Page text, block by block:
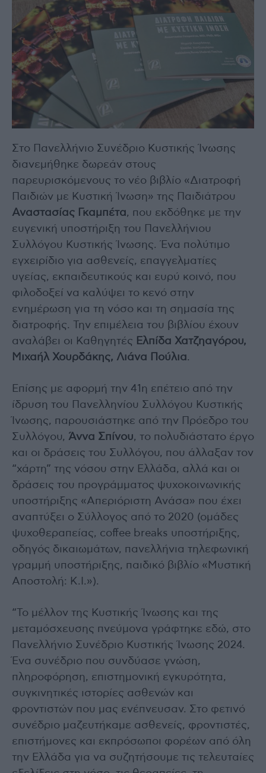
Στο Πανελλήνιο Συνέδριο Κυστικής Ίνωσης
διανεμήθηκε δωρεάν στους
παρευρισκόμενους το νέο βιβλίο «Διατροφή
Παιδιών με Κυστική Ίνωση» της Παιδιάτρου
Αναστασίας Γκαμπέτα, που εκδόθηκε με την
ευγενική υποστήριξη του Πανελλήνιου
Συλλόγου Κυστικής Ίνωσης. Ένα πολύτιμο
εγχειρίδιο για ασθενείς, επαγγελματίες
υγείας, εκπαιδευτικούς και ευρύ κοινό, που
φιλοδοξεί να καλύψει το κενό στην
ενημέρωση για τη νόσο και τη σημασία της
διατροφής. Την επιμέλεια του βιβλίου έχουν
αναλάβει οι Καθηγητές Ελπίδα Χατζηαγόρου,
Μιχαήλ Χουρδάκης, Λιάνα Πούλια.
Επίσης με αφορμή την 41η επέτειο από την
ίδρυση του Πανελληνίου Συλλόγου Κυστικής
Ίνωσης, παρουσιάστηκε από την Πρόεδρο του
Συλλόγου, Άννα Σπίνου, το πολυδιάστατο έργο
και οι δράσεις του Συλλόγου, που άλλαξαν τον
“χάρτη” της νόσου στην Ελλάδα, αλλά και οι
δράσεις του προγράμματος ψυχοκοινωνικής
υποστήριξης «Απεριόριστη Ανάσα» που έχει
αναπτύξει ο Σύλλογος από το 2020 (ομάδες
ψυχοθεραπείας, coffee breaks υποστήριξης,
οδηγός δικαιωμάτων, πανελλήνια τηλεφωνική
γραμμή υποστήριξης, παιδικό βιβλίο «Μυστική
Αποστολή: K.I.»).
“Το μέλλον της Κυστικής Ίνωσης και της
μεταμόσχευσης πνεύμονα γράφτηκε εδώ, στο
Πανελλήνιο Συνέδριο Κυστικής Ίνωσης 2024.
Ένα συνέδριο που συνδύασε γνώση,
πληροφόρηση, επιστημονική εγκυρότητα,
συγκινητικές ιστορίες ασθενών και
φροντιστών που μας ενέπνευσαν. Στο φετινό
συνέδριο μαζευτήκαμε ασθενείς, φροντιστές,
επιστήμονες και εκπρόσωποι φορέων από όλη
την Ελλάδα για να συζητήσουμε τις τελευταίες